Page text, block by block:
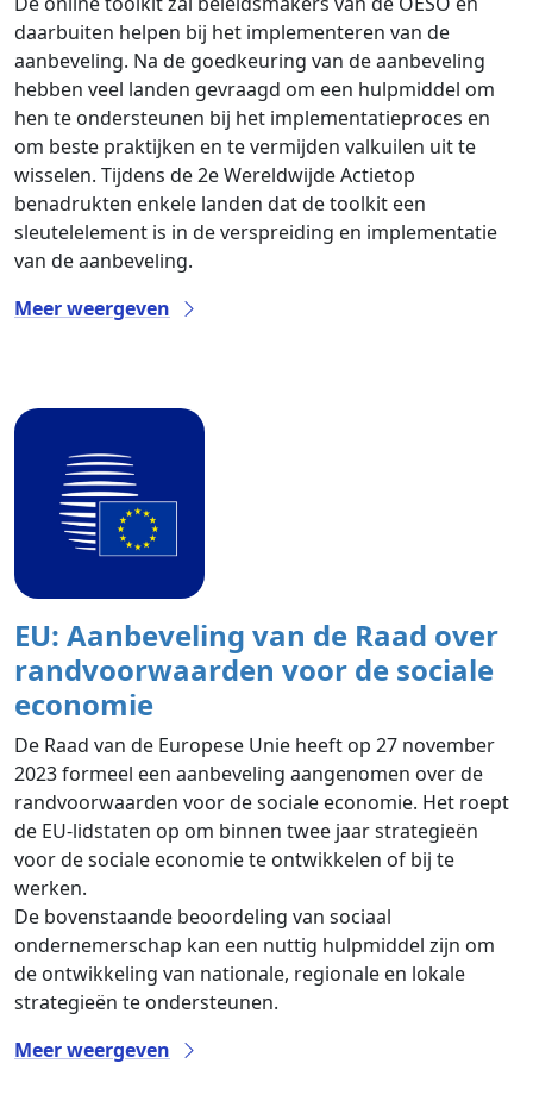
daarbuiten helpen bij het implementeren van de
aanbeveling. Na de goedkeuring van de aanbeveling
hebben veel landen gevraagd om een hulpmiddel om
hen te ondersteunen bij het implementatieproces en
om beste praktijken en te vermijden valkuilen uit te
wisselen. Tijdens de 2e Wereldwijde Actietop
benadrukten enkele landen dat de toolkit een
sleutelelement is in de verspreiding en implementatie
van de aanbeveling.
Meer weergeven
EU: Aanbeveling van de Raad over
randvoorwaarden voor de sociale
economie
De Raad van de Europese Unie heeft op 27 november
2023 formeel een aanbeveling aangenomen over de
randvoorwaarden voor de sociale economie. Het roept
de EU-lidstaten op om binnen twee jaar strategieën
voor de sociale economie te ontwikkelen of bij te
werken.
De bovenstaande beoordeling van sociaal
ondernemerschap kan een nuttig hulpmiddel zijn om
de ontwikkeling van nationale, regionale en lokale
strategieën te ondersteunen.
Meer weergeven